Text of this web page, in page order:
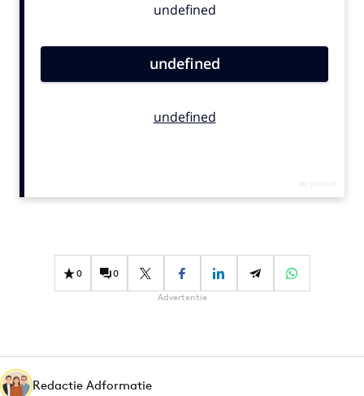
Contentmarketing
Effectiviteit
Gedragsverandering
Martech
Media
0 0
Advertentie
Redactie Adformatie